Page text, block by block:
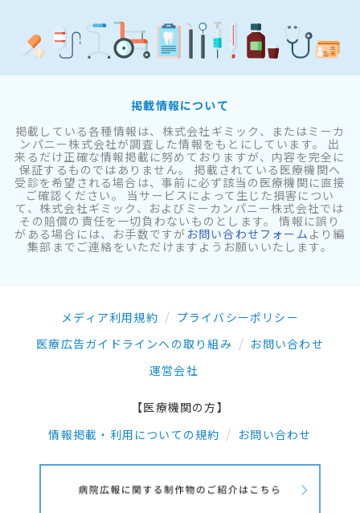
掲載情報について
掲載している各種情報は、株式会社ギミック、またはミーカ
ンパニー株式会社が調査した情報をもとにしています。 出
来るだけ正確な情報掲載に努めておりますが、内容を完全に
保証するものではありません。 掲載されている医療機関へ
受診を希望される場合は、事前に必ず該当の医療機関に直接
ご確認ください。 当サービスによって生じた損害につい
て、株式会社ギミック、およびミーカンパニー株式会社では
その賠償の責任を一切負わないものとします。 情報に誤り
がある場合には、お手数ですが お問い合わせフォーム より編
集部までご連絡をいただけますようお願いいたします。
メディア利用規約
プライバシーポリシー
医療広告ガイドラインへの取り組み
お問い合わせ
運営会社
【医療機関の方】
情報掲載・利用についての規約
お問い合わせ